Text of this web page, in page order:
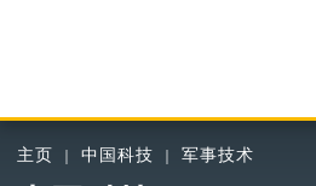
主页 中国科技 军事技术